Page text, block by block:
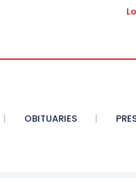
OBITUARIES